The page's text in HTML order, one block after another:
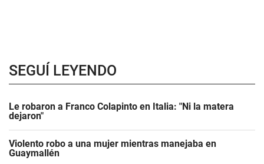
SEGUÍ LEYENDO
Le robaron a Franco Colapinto en Italia: "Ni la matera
dejaron"
Violento robo a una mujer mientras manejaba en
Guaymallén